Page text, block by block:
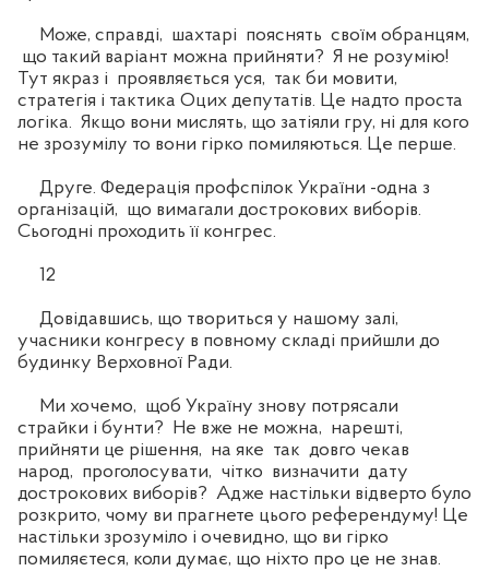
Може, справді, шахтарі пояснять своїм обранцям,
що такий варіант можна прийняти? Я не розумію!
Тут якраз і проявляється уся, так би мовити,
стратегія і тактика Оцих депутатів. Це надто проста
логіка. Якщо вони мислять, що затіяли гру, ні для кого
не зрозумілу то вони гірко помиляються. Це перше.
Друге. Федерація профспілок України -одна з
організацій, що вимагали дострокових виборів.
Сьогодні проходить її конгрес.
12
Довідавшись, що твориться у нашому залі,
учасники конгресу в повному складі прийшли до
будинку Верховної Ради.
Ми хочемо, щоб Україну знову потрясали
страйки і бунти? Не вже не можна, нарешті,
прийняти це рішення, на яке так довго чекав
народ, проголосувати, чітко визначити дату
дострокових виборів? Адже настільки відверто було
розкрито, чому ви прагнете цього референдуму! Це
настільки зрозуміло і очевидно, що ви гірко
помиляєтеся, коли думає, що ніхто про це не знав.